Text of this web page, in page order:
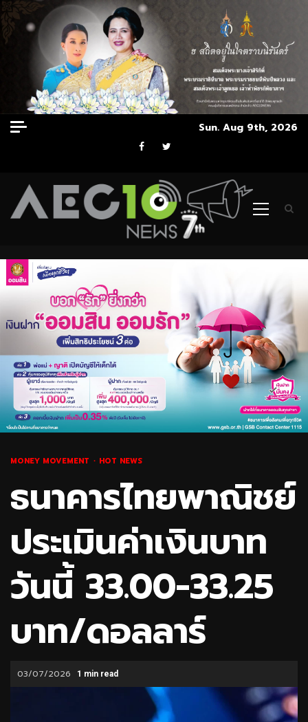
Skip
to
Sun. Aug 9th, 2026
Facebook
Twitter
Primary
MONEY MOVEMENT HOT NEWS
ธนาคารไทยพาณิชย์
ประเมินค่าเงินบาท
วันนี้ 33.00-33.25
บาท/ดอลลาร์
03/07/2026 1 min read